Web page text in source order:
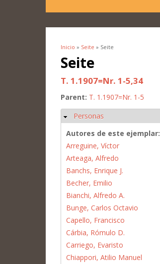
Se encuentra usted aquí
Inicio » Seite » Seite
Seite
T. 1.1907=Nr. 1-5,34
Parent: T. 1.1907=Nr. 1-5
Ocultar
Personas
Autores de este ejemplar:
Arreguine, Víctor
Arteaga, Alfredo
Banchs, Enrique J.
Becher, Emilio
Bianchi, Alfredo A.
Bunge, Carlos Octavio
Capello, Francisco
Cárbia, Rómulo D.
Carriego, Evaristo
Chiappori, Atilio Manuel